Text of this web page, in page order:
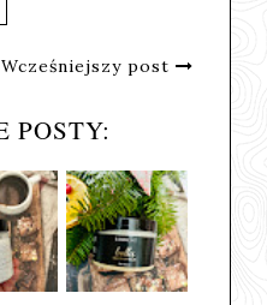
Wcześniejszy post
POSTY: